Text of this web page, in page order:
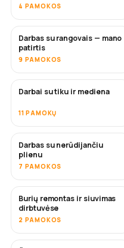
4 PAMOKOS
NETRUKUS
Darbas su rangovais — mano
patirtis
9 PAMOKOS
Darbai su tiku ir mediena
11 PAMOKŲ
NETRUKUS
Darbas su nerūdijančiu
plienu
7 PAMOKOS
NETRUKUS
Burių remontas ir siuvimas
dirbtuvėse
2 PAMOKOS